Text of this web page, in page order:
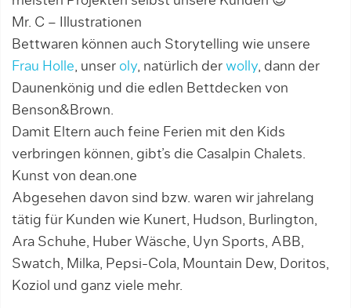
Mr. C – Illustrationen
Bettwaren können auch Storytelling wie unsere
Frau Holle, unser oly, natürlich der wolly, dann der
Daunenkönig und die edlen Bettdecken von
Benson&Brown.
Damit Eltern auch feine Ferien mit den Kids
verbringen können, gibt’s die Casalpin Chalets.
Kunst von dean.one
Abgesehen davon sind bzw. waren wir jahrelang
tätig für Kunden wie Kunert, Hudson, Burlington,
Ara Schuhe, Huber Wäsche, Uyn Sports, ABB,
Swatch, Milka, Pepsi-Cola, Mountain Dew, Doritos,
Koziol und ganz viele mehr.